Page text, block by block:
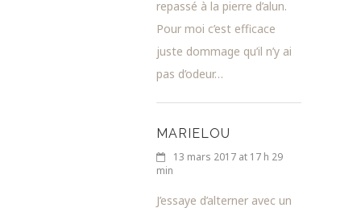
repassé à la pierre d’alun.
Pour moi c’est efficace
juste dommage qu’il n’y ai
pas d’odeur…
MARIELOU
13 mars 2017 at 17 h 29
min
J’essaye d’alterner avec un